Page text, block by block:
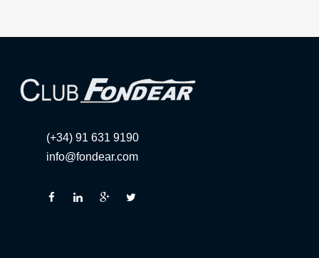
(+34) 91 631 9190
info@fondear.com